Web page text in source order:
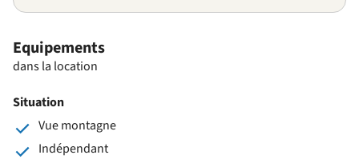
Equipements
dans la location
Situation
Vue montagne
Indépendant